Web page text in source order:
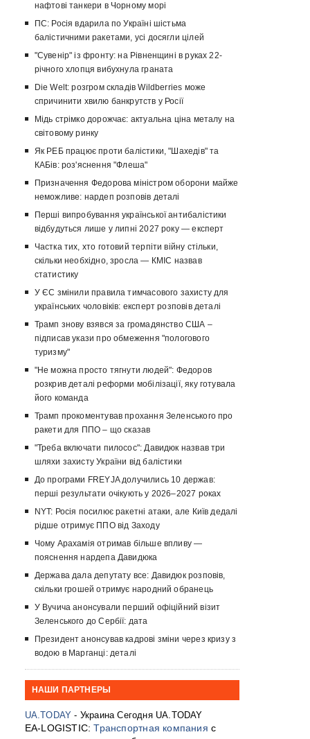
нафтові танкери в Чорному морі
ПС: Росія вдарила по Україні шістьма
балістичними ракетами, усі досягли цілей
"Сувенір" із фронту: на Рівненщині в руках 22-
річного хлопця вибухнула граната
Die Welt: розгром складів Wildberries може
спричинити хвилю банкрутств у Росії
Мідь стрімко дорожчає: актуальна ціна металу на
світовому ринку
Як РЕБ працює проти балістики, "Шахедів" та
КАБів: роз'яснення "Флеша"
Призначення Федорова міністром оборони майже
неможливе: нардеп розповів деталі
Перші випробування української антибалістики
відбудуться лише у липні 2027 року — експерт
Частка тих, хто готовий терпіти війну стільки,
скільки необхідно, зросла — КМІС назвав
статистику
У ЄС змінили правила тимчасового захисту для
українських чоловіків: експерт розповів деталі
Трамп знову взявся за громадянство США –
підписав укази про обмеження "пологового
туризму"
"Не можна просто тягнути людей": Федоров
розкрив деталі реформи мобілізації, яку готувала
його команда
Трамп прокоментував прохання Зеленського про
ракети для ППО – що сказав
"Треба включати пилосос": Давидюк назвав три
шляхи захисту України від балістики
До програми FREYJA долучились 10 держав:
перші результати очікують у 2026–2027 роках
NYT: Росія посилює ракетні атаки, але Київ дедалі
рідше отримує ППО від Заходу
Чому Арахамія отримав більше впливу —
пояснення нардепа Давидюка
Держава дала депутату все: Давидюк розповів,
скільки грошей отримує народний обранець
У Вучича анонсували перший офіційний візит
Зеленського до Сербії: дата
Президент анонсував кадрові зміни через кризу з
водою в Марганці: деталі
НАШИ ПАРТНЕРЫ
UA.TODAY - Украина Сегодня UA.TODAY
EA-LOGISTIC:Транспортная компания с